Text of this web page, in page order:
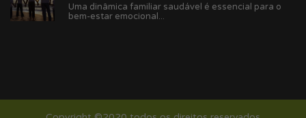
Uma dinâmica familiar saudável é essencial para o
bem-estar emocional...